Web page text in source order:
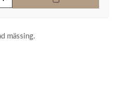
mässing.